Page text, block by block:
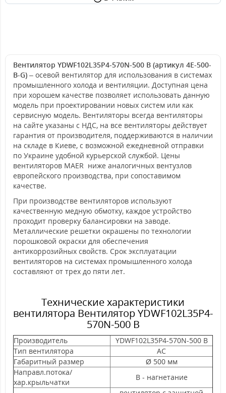
Вентилятор YDWF102L35P4-570N-500 B (артикул 4E-500-
B-G) – осевой вентилятор для использования в системах
промышленного холода и вентиляции. Доступная цена
при хорошем качестве позволяет использовать данную
модель при проектировании новых систем или как
сервисную модель. Вентиляторы всегда вентиляторы
на сайте указаны с НДС, на все вентиляторы действует
гарантия от производителя, поддерживаются в наличии
на складе в Киеве, с возможной ежедневной отправки
по Украине удобной курьерской службой. Цены
вентиляторов MAER ниже аналогичных вентузлов
европейского производства, при сопоставимом
качестве.
При производстве вентиляторов используют
качественную медную обмотку, каждое устройство
проходит проверку балансировки на заводе.
Металлические решетки окрашены по технологии
порошковой окраски для обеспечения
антикоррозийных свойств. Срок эксплуатации
вентиляторов на системах промышленного холода
составляют от трех до пяти лет.
Технические характеристики
вентилятора Вентилятор YDWF102L35P4-
570N-500 B
Производитель
YDWF102L35P4-570N-500 B
Тип вентилятора
AC
Габаритный размер
Ø 500 мм
Направл.потока/
хар.крыльчатки
B - нагнетание